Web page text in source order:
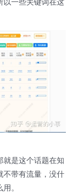
以一些关键词在这
就是这个话题在知
不带有流量，没什
。